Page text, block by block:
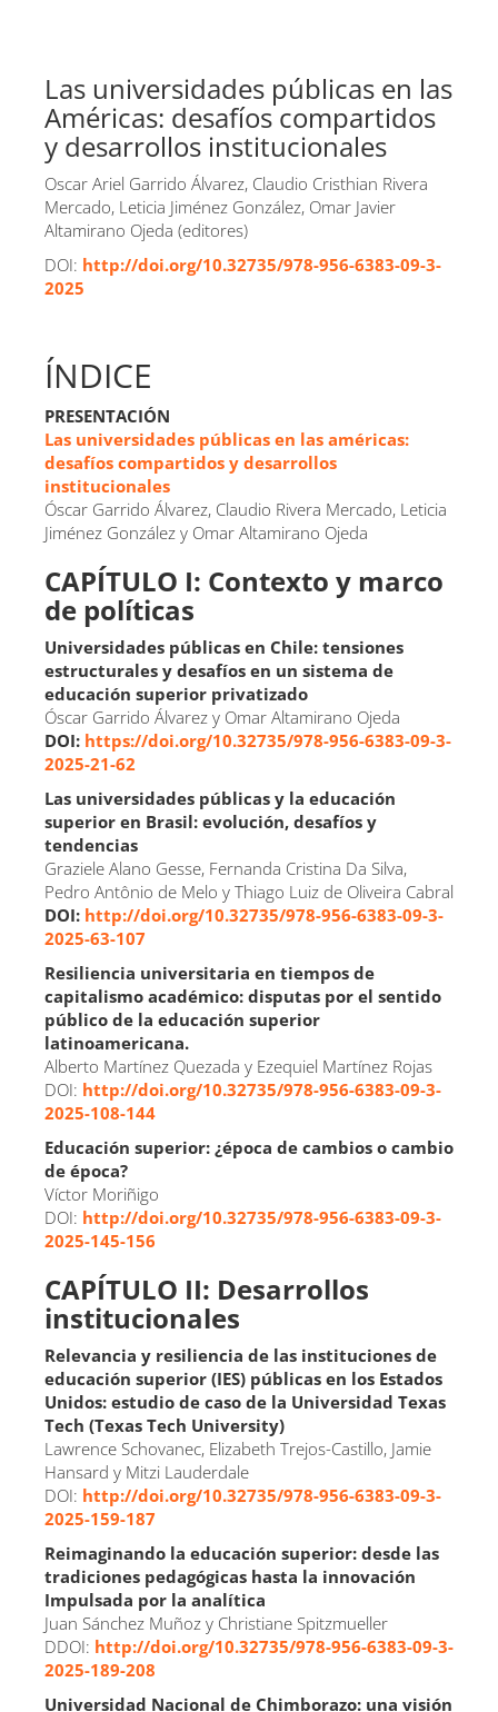
Las universidades públicas en las
Américas: desafíos compartidos
y desarrollos institucionales
Oscar Ariel Garrido Álvarez, Claudio Cristhian Rivera
Mercado, Leticia Jiménez González, Omar Javier
Altamirano Ojeda (editores)
DOI: http://doi.org/10.32735/978-956-6383-09-3-
2025
ÍNDICE
PRESENTACIÓN
Las universidades públicas en las américas:
desafíos compartidos y desarrollos
institucionales
Óscar Garrido Álvarez, Claudio Rivera Mercado, Leticia
Jiménez González y Omar Altamirano Ojeda
CAPÍTULO I: Contexto y marco
de políticas
Universidades públicas en Chile: tensiones
estructurales y desafíos en un sistema de
educación superior privatizado
Óscar Garrido Álvarez y Omar Altamirano Ojeda
DOI: https://doi.org/10.32735/978-956-6383-09-3-
2025-21-62
Las universidades públicas y la educación
superior en Brasil: evolución, desafíos y
tendencias
Graziele Alano Gesse, Fernanda Cristina Da Silva,
Pedro Antônio de Melo y Thiago Luiz de Oliveira Cabral
DOI: http://doi.org/10.32735/978-956-6383-09-3-
2025-63-107
Resiliencia universitaria en tiempos de
capitalismo académico: disputas por el sentido
público de la educación superior
latinoamericana.
Alberto Martínez Quezada y Ezequiel Martínez Rojas
DOI: http://doi.org/10.32735/978-956-6383-09-3-
2025-108-144
Educación superior: ¿época de cambios o cambio
de época?
Víctor Moriñigo
DOI: http://doi.org/10.32735/978-956-6383-09-3-
2025-145-156
CAPÍTULO II: Desarrollos
institucionales
Relevancia y resiliencia de las instituciones de
educación superior (IES) públicas en los Estados
Unidos: estudio de caso de la Universidad Texas
Tech (Texas Tech University)
Lawrence Schovanec, Elizabeth Trejos-Castillo, Jamie
Hansard y Mitzi Lauderdale
DOI: http://doi.org/10.32735/978-956-6383-09-3-
2025-159-187
Reimaginando la educación superior: desde las
tradiciones pedagógicas hasta la innovación
Impulsada por la analítica
Juan Sánchez Muñoz y Christiane Spitzmueller
DDOI: http://doi.org/10.32735/978-956-6383-09-3-
2025-189-208
Universidad Nacional de Chimborazo: una visión